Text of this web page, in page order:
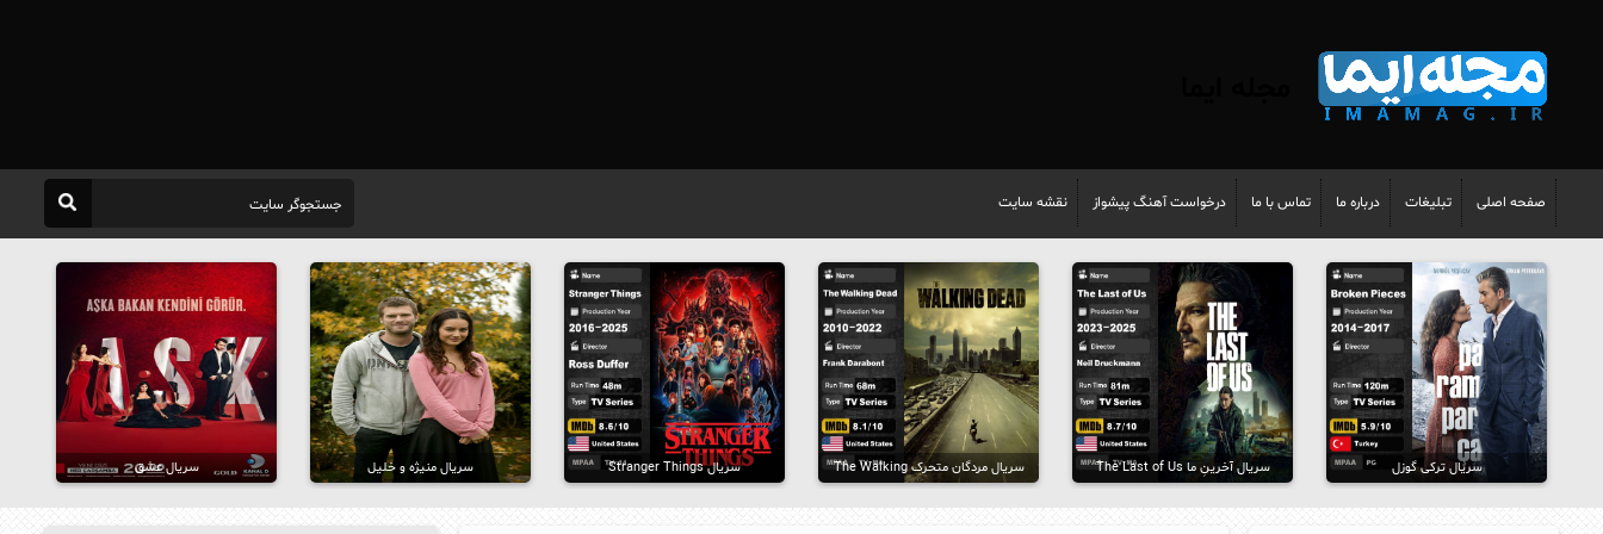
صفحه اصلی تبلیغات درباره ما تماس با ما درخواست آهنگ پیشواز نقشه سایت
سریال ترکی گوزل سریال آخرینِ ما The Last of Us
سریال مردگان متحرک The Walking
Dead
سریال Stranger Things سریال منیژه و خلیل سریال عشق